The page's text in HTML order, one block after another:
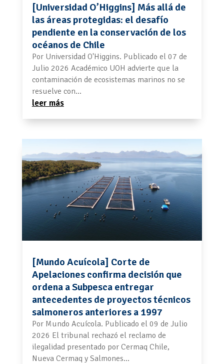
[Universidad O’Higgins] Más allá de
las áreas protegidas: el desafío
pendiente en la conservación de los
océanos de Chile
Por Universidad O'Higgins. Publicado el 07 de
Julio 2026 Académico UOH advierte que la
contaminación de ecosistemas marinos no se
resuelve con...
leer más
[Mundo Acuícola] Corte de
Apelaciones confirma decisión que
ordena a Subpesca entregar
antecedentes de proyectos técnicos
salmoneros anteriores a 1997
Por Mundo Acuícola. Publicado el 09 de Julio
2026 El tribunal rechazó el reclamo de
ilegalidad presentado por Cermaq Chile,
Nueva Cermaq y Salmones...